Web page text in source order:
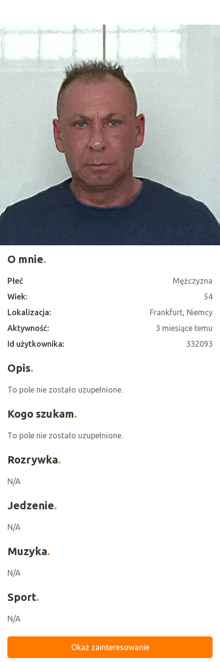
O mnie
Płeć
Mężczyzna
Wiek:
54
Lokalizacja:
Frankfurt, Niemcy
Aktywność:
3 miesiące temu
Id użytkownika:
332093
Opis
To pole nie zostało uzupełnione.
Kogo szukam
To pole nie zostało uzupełnione.
Rozrywka
N/A
Jedzenie
N/A
Muzyka
N/A
Sport
N/A
Okaż zainteresowanie